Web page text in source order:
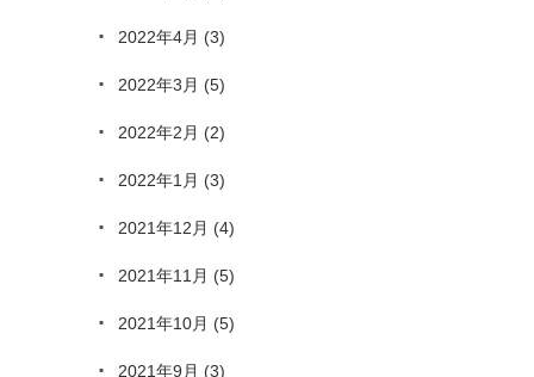
2022年4月 (3)
2022年3月 (5)
2022年2月 (2)
2022年1月 (3)
2021年12月 (4)
2021年11月 (5)
2021年10月 (5)
2021年9月 (3)